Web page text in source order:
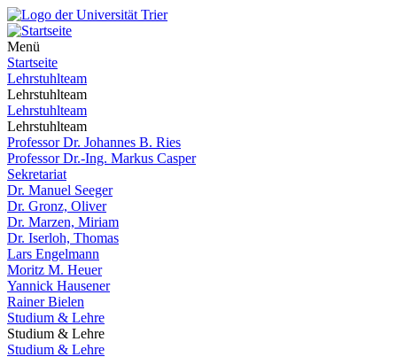
Menü
Startseite
Lehrstuhlteam
Lehrstuhlteam
Lehrstuhlteam
Lehrstuhlteam
Professor Dr. Johannes B. Ries
Professor Dr.-Ing. Markus Casper
Sekretariat
Dr. Manuel Seeger
Dr. Gronz, Oliver
Dr. Marzen, Miriam
Dr. Iserloh, Thomas
Lars Engelmann
Moritz M. Heuer
Yannick Hausener
Rainer Bielen
Studium & Lehre
Studium & Lehre
Studium & Lehre